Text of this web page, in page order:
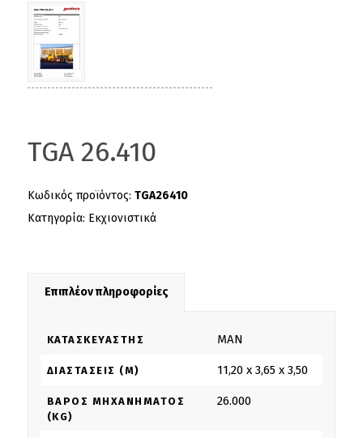
TGA 26.410
Κωδικός προϊόντος: TGA26410
Κατηγορία: Εκχιονιστικά
Επιπλέον πληροφορίες
ΚΑΤΑΣΚΕΥΑΣΤΉΣ MAN
ΔΙΑΣΤΆΣΕΙΣ (M) 11,20 x 3,65 x 3,50
ΒΆΡΟΣ ΜΗΧΑΝΉΜΑΤΟΣ
(KG)
26.000